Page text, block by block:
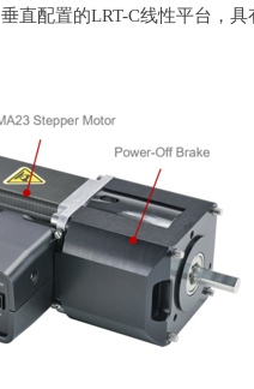
垂直配置的LRT-C线性平台，